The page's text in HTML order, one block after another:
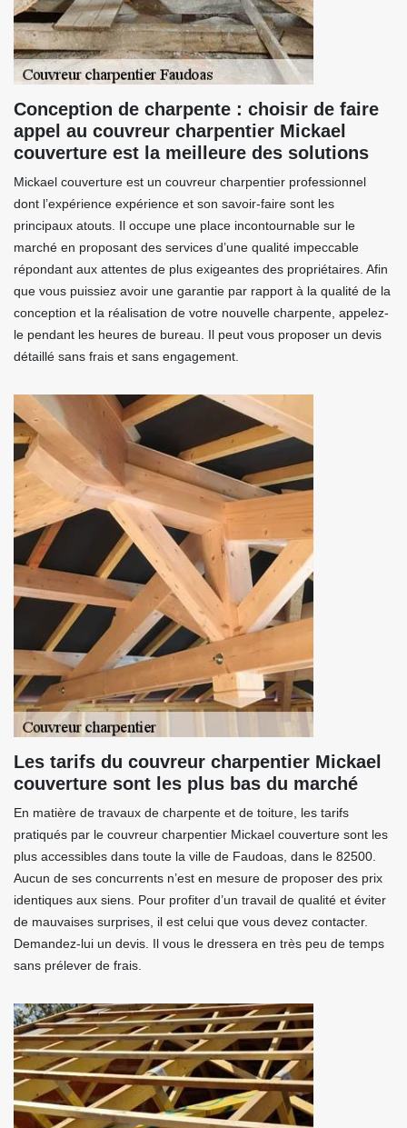
Conception de charpente : choisir de faire
appel au couvreur charpentier Mickael
couverture est la meilleure des solutions
Mickael couverture est un couvreur charpentier professionnel
dont l’expérience expérience et son savoir-faire sont les
principaux atouts. Il occupe une place incontournable sur le
marché en proposant des services d’une qualité impeccable
répondant aux attentes de plus exigeantes des propriétaires. Afin
que vous puissiez avoir une garantie par rapport à la qualité de la
conception et la réalisation de votre nouvelle charpente, appelez-
le pendant les heures de bureau. Il peut vous proposer un devis
détaillé sans frais et sans engagement.
Les tarifs du couvreur charpentier Mickael
couverture sont les plus bas du marché
En matière de travaux de charpente et de toiture, les tarifs
pratiqués par le couvreur charpentier Mickael couverture sont les
plus accessibles dans toute la ville de Faudoas, dans le 82500.
Aucun de ses concurrents n’est en mesure de proposer des prix
identiques aux siens. Pour profiter d’un travail de qualité et éviter
de mauvaises surprises, il est celui que vous devez contacter.
Demandez-lui un devis. Il vous le dressera en très peu de temps
sans prélever de frais.